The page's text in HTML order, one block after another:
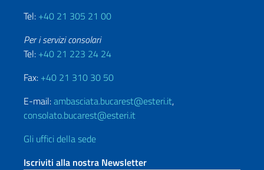
Tel: +40 21 305 21 00
Per i servizi consolari
Tel: +40 21 223 24 24
Fax: +40 21 310 30 50
E-mail:ambasciata.bucarest@esteri.it,
consolato.bucarest@esteri.it
Gli uffici della sede
Iscriviti alla nostra Newsletter